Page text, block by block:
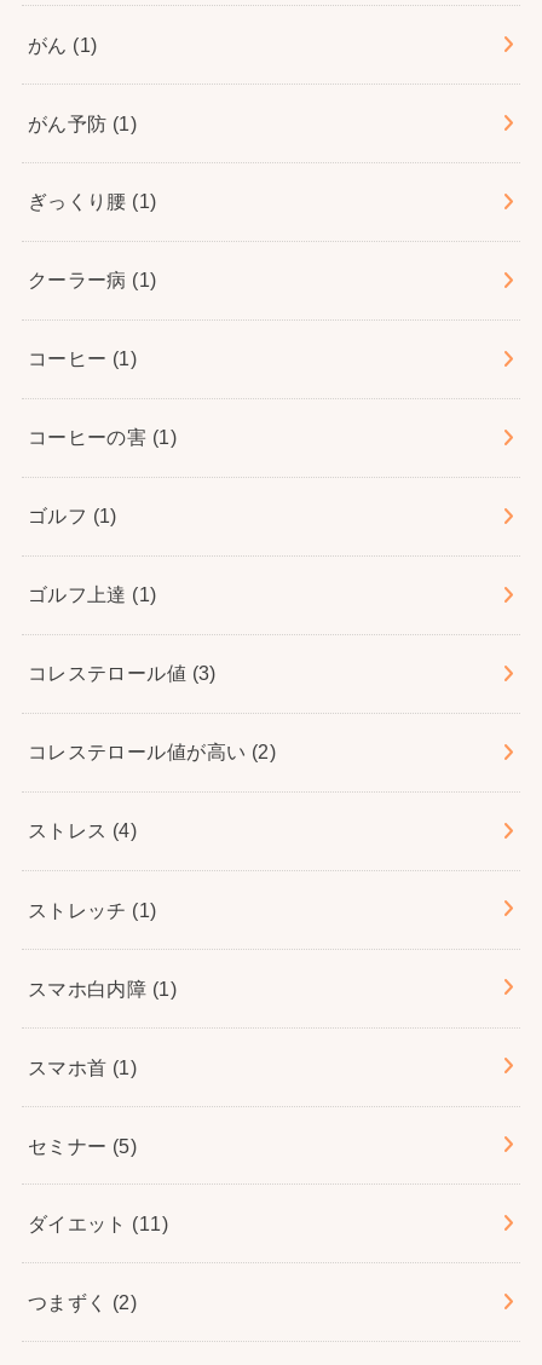
がん (1)
がん予防 (1)
ぎっくり腰 (1)
クーラー病 (1)
コーヒー (1)
コーヒーの害 (1)
ゴルフ (1)
ゴルフ上達 (1)
コレステロール値 (3)
コレステロール値が高い (2)
ストレス (4)
ストレッチ (1)
スマホ白内障 (1)
スマホ首 (1)
セミナー (5)
ダイエット (11)
つまずく (2)